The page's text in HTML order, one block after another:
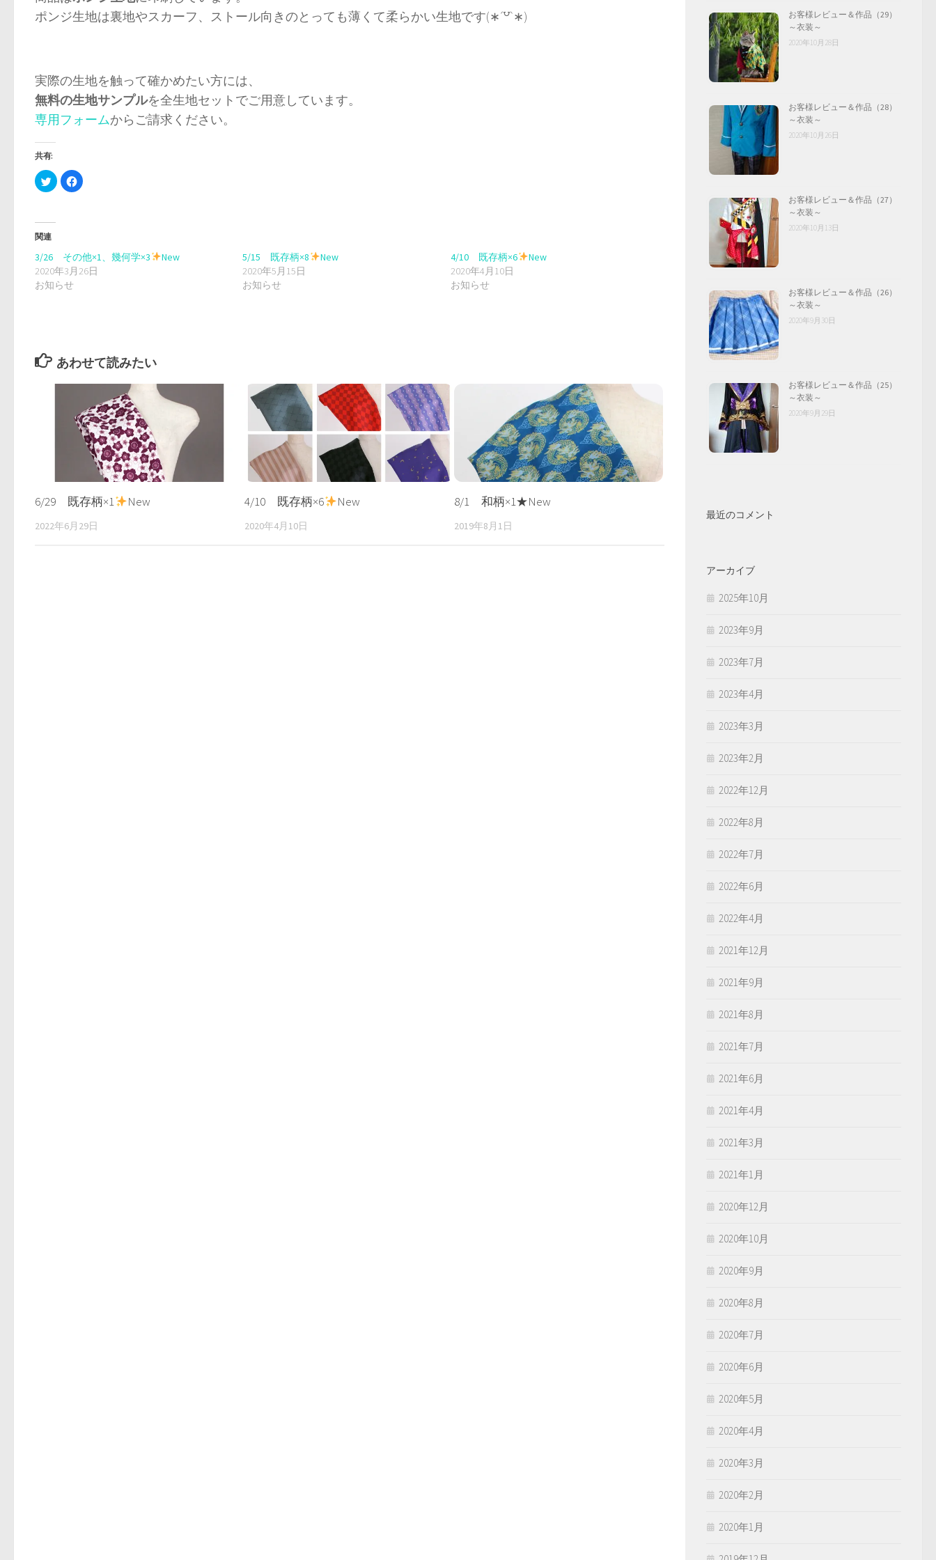
ポンジ生地は裏地やスカーフ、ストール向きのとっても薄くて柔らかい生地です(∗ˊ꒵ˋ∗)
実際の生地を触って確かめたい方には、
無料の生地サンプルを全生地セットでご用意しています。
専用フォームからご請求ください。
共有:
ク
リ
て
有
(新
し
い
ウ
す)
Facebook
で
リ
ッ
ク
ィ
ン
ウ
き
ま
す)
関連
3/26 その他×1、幾何学×3
New
2020年3月26日
お知らせ
5/15 既存柄×8
New
2020年5月15日
お知らせ
4/10 既存柄×6
New
2020年4月10日
お知らせ
あわせて読みたい
6/29 既存柄×1 New
2022年6月29日
4/10 既存柄×6 New
2020年4月10日
8/1 和柄×1★New
2019年8月1日
お客様レビュー＆作品（29）
～衣装～
2020年10月28日
お客様レビュー＆作品（28）
～衣装～
2020年10月26日
お客様レビュー＆作品（27）
～衣装～
2020年10月13日
お客様レビュー＆作品（26）
～衣装～
2020年9月30日
お客様レビュー＆作品（25）
～衣装～
2020年9月29日
最近のコメント
アーカイブ
2025年10月
2023年9月
2023年7月
2023年4月
2023年3月
2023年2月
2022年12月
2022年8月
2022年7月
2022年6月
2022年4月
2021年12月
2021年9月
2021年8月
2021年7月
2021年6月
2021年4月
2021年3月
2021年1月
2020年12月
2020年10月
2020年9月
2020年8月
2020年7月
2020年6月
2020年5月
2020年4月
2020年3月
2020年2月
2020年1月